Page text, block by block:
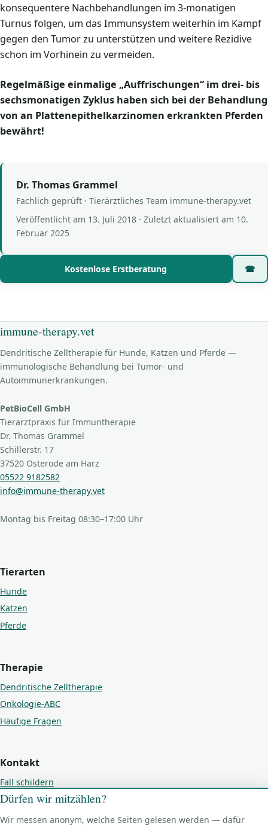
konsequentere Nachbehandlungen im 3-monatigen
Turnus folgen, um das Immunsystem weiterhin im Kampf
gegen den Tumor zu unterstützen und weitere Rezidive
schon im Vorhinein zu vermeiden.
Regelmäßige einmalige „Auffrischungen“ im drei- bis
sechsmonatigen Zyklus haben sich bei der Behandlung
von an Plattenepithelkarzinomen erkrankten Pferden
bewährt!
Dr. Thomas Grammel
Fachlich geprüft · Tierärztliches Team immune-therapy.vet
Veröffentlicht am 13. Juli 2018 · Zuletzt aktualisiert am 10.
Februar 2025
Kostenlose Erstberatung ☎
immune-therapy.vet
Dendritische Zelltherapie für Hunde, Katzen und Pferde —
immunologische Behandlung bei Tumor- und
Autoimmunerkrankungen.
PetBioCell GmbH
Tierarztpraxis für Immuntherapie
Dr. Thomas Grammel
Schillerstr. 17
37520 Osterode am Harz
05522 9182582
info@immune-therapy.vet
Montag bis Freitag 08:30–17:00 Uhr
Tierarten
Hunde
Katzen
Pferde
Therapie
Dendritische Zelltherapie
Onkologie-ABC
Häufige Fragen
Kontakt
Fall schildern
Kontakt
Impressum
Dürfen wir mitzählen?
Wir messen anonym, welche Seiten gelesen werden — dafür